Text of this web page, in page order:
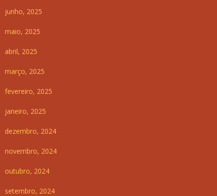
junho, 2025
maio, 2025
abril, 2025
março, 2025
fevereiro, 2025
janeiro, 2025
dezembro, 2024
novembro, 2024
outubro, 2024
setembro, 2024